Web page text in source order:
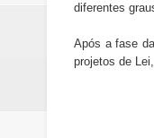
diferentes
Após a fase
projetos de